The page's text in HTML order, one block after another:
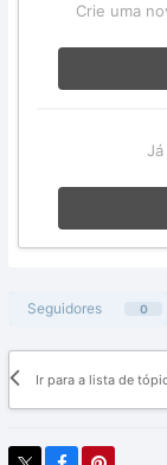
Crie uma
Seguidores 0
Ir para a lista de